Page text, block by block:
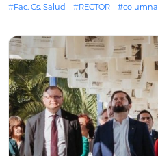
#Fac. Cs. Salud #RECTOR